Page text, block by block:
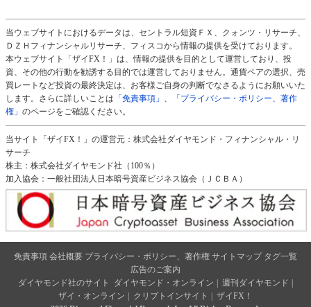
当ウェブサイトにおけるデータは、セントラル短資ＦＸ、クォンツ・リサーチ、
ＤＺＨフィナンシャルリサーチ、フィスコから情報の提供を受けております。
本ウェブサイト「ザイFX！」は、情報の提供を目的として運営しており、投
資、その他の行動を勧誘する目的では運営しておりません。通貨ペアの選択、売
買レートなど投資の最終決定は、お客様ご自身の判断でなさるようにお願いいた
します。さらに詳しいことは 「免責事項」 、
「プライバシー・ポリシー、著作
権」 のページをご確認ください。
当サイト「ザイFX！」の運営元：株式会社ダイヤモンド・フィナンシャル・リ
サーチ
株主：株式会社ダイヤモンド社（100％）
加入協会：一般社団法人日本暗号資産ビジネス協会（ＪＣＢＡ）
免責事項 会社概要 プライバシー・ポリシー、著作権 サイトマップ タグ一覧
広告のご案内
ダイヤモンド社のサイト
ダイヤモンド・オンライン 週刊ダイヤモンド
ザイ・オンライン
クリプトインサイト
ザイFX！